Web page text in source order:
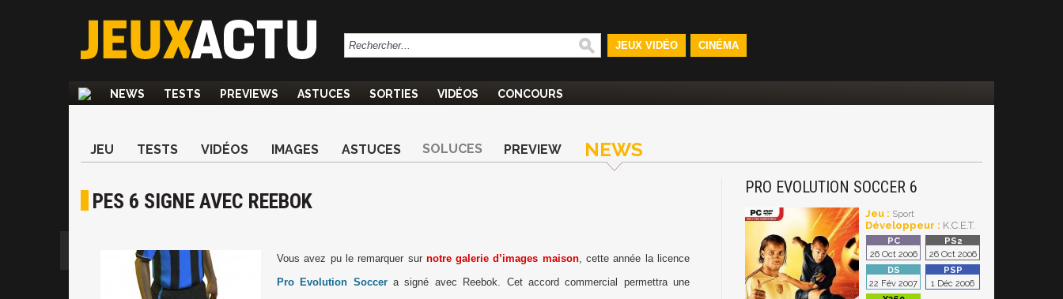
JEUX VIDÉO CINÉMA
NEWS TESTS PREVIEWS ASTUCES SORTIES VIDÉOS CONCOURS
JEU TESTS VIDÉOS IMAGES ASTUCES SOLUCES PREVIEW NEWS
PES 6 SIGNE AVEC REEBOK
Vous avez pu le remarquer sur notre galerie d’images maison, cette année la licence
Pro Evolution Soccera signé avec Reebok. Cet accord commercial permettra une
PRO EVOLUTION SOCCER 6
Jeu : Sport
Développeur : K.C.E.T.
26 Oct 2006 26 Oct 2006
22 Fév 2007 1 Déc 2006